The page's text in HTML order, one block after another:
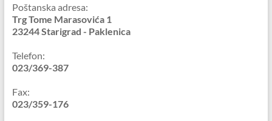
Poštanska adresa:
Trg Tome Marasovića 1
23244 Starigrad - Paklenica
Telefon:
023/369-387
Fax:
023/359-176